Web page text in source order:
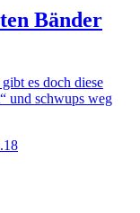
Bänder
es doch diese
und schwups weg